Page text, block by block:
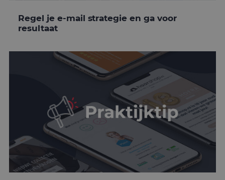
Regel je e-mail strategie en ga voor
resultaat